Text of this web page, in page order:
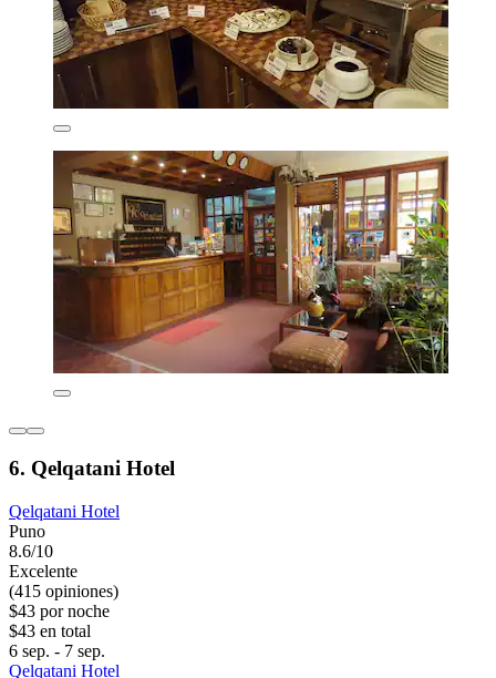
6. Qelqatani Hotel
Qelqatani Hotel
Puno
8.6/10
Excelente
(415 opiniones)
$43 por noche
$43 en total
6 sep. - 7 sep.
Qelqatani Hotel